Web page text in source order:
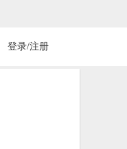
登录/注册